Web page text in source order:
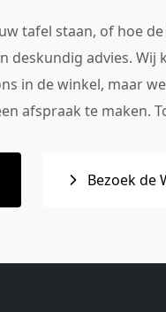
tafel staan, of hoe
deskundig advies. Wij
in de winkel, maar
afspraak te maken.
Bezoek de